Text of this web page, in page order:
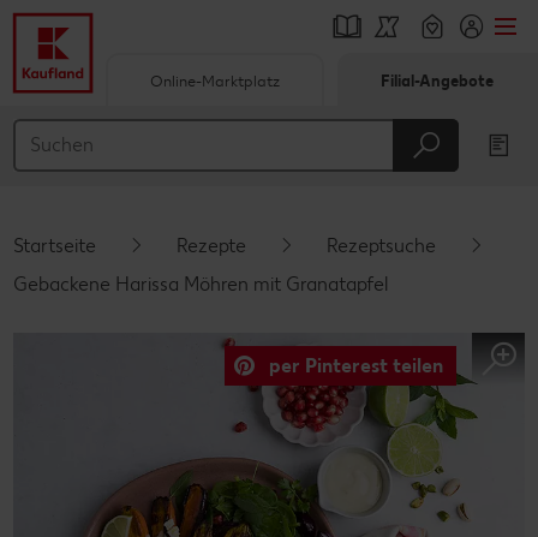
Hauptinhalt
Schwebender Seitenbereich
Online-Marktplatz Filial-Angebote
Startseite Rezepte
Rezeptsuche
Gebackene Harissa Möhren mit Granatapfel
per Pinterest teilen